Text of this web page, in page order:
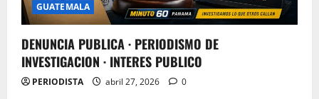
GUATEMALA
DENUNCIA PUBLICA · PERIODISMO DE
INVESTIGACION · INTERES PUBLICO
PERIODISTA abril 27, 2026 0